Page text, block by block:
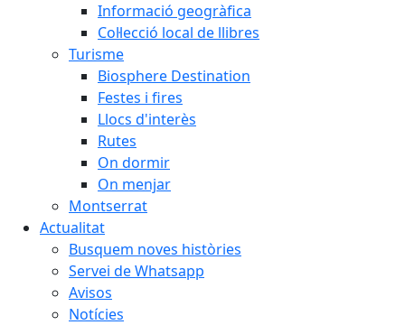
Informació geogràfica
Col·lecció local de llibres
Turisme
Biosphere Destination
Festes i fires
Llocs d'interès
Rutes
On dormir
On menjar
Montserrat
Actualitat
Busquem noves històries
Servei de Whatsapp
Avisos
Notícies